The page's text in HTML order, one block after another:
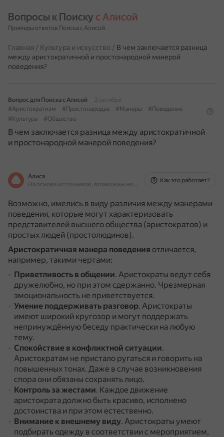
Вопросы к Поиску с Алисой
Примеры ответов Поиска с Алисой
Главная / Культура и искусство / В чем заключается разница
между аристократичной и простонародной манерой
поведения?
Вопрос для Поиска с Алисой
2 октября
#Аристократизм
#Простонародье #Манеры
#Поведение
#Культура
#Общество
В чем заключается разница между аристократичной
и простонародной манерой поведения?
Алиса
На основе источников, возможны неточности
Как это работает?
Возможно, имелись в виду различия между манерами
поведения, которые могут характеризовать
представителей высшего общества (аристократов) и
простых людей (простолюдинов).
Аристократичная манера поведения отличается,
например, такими чертами:
Приветливость в общении. Аристократы ведут себя
дружелюбно, но при этом сдержанно. Чрезмерная
эмоциональность не приветствуется.
Умение поддерживать разговор. Аристократы
имеют широкий кругозор и могут поддержать
непринуждённую беседу практически на любую
тему.
Спокойствие в конфликтной ситуации.
Аристократам не пристало ругаться и говорить на
повышенных тонах. Даже в случае возникновения
спора они обязаны сохранять лицо.
Контроль за жестами. Каждое движение
аристократа должно быть красиво, исполнено
достоинства и при этом естественно.
Внимание к внешнему виду. Аристократы умеют
подбирать одежду в соответствии с мероприятием,